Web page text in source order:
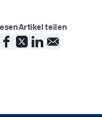
Artikel teilen